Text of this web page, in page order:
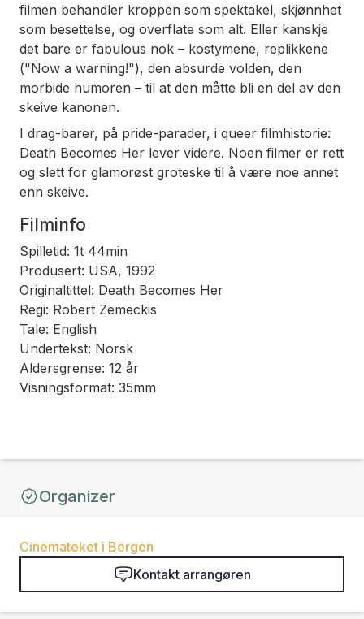
filmen behandler kroppen som spektakel, skjønnhet
som besettelse, og overflate som alt. Eller kanskje
det bare er fabulous nok – kostymene, replikkene
("Now a warning!"), den absurde volden, den
morbide humoren – til at den måtte bli en del av den
skeive kanonen.
I drag-barer, på pride-parader, i queer filmhistorie:
Death Becomes Her lever videre. Noen filmer er rett
og slett for glamorøst groteske til å være noe annet
enn skeive.
Filminfo
Spilletid: 1t 44min
Produsert: USA, 1992
Originaltittel: Death Becomes Her
Regi: Robert Zemeckis
Tale: English
Undertekst: Norsk
Aldersgrense: 12 år
Visningsformat: 35mm
Organizer
Cinemateket i Bergen
Kontakt arrangøren